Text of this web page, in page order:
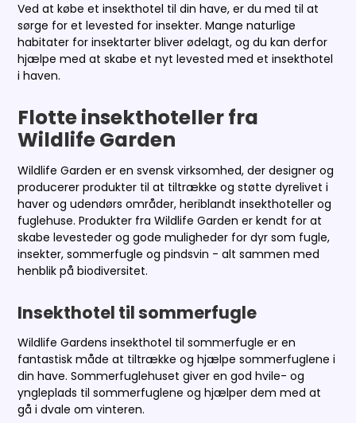
Ved at købe et insekthotel til din have, er du med til at
sørge for et levested for insekter. Mange naturlige
habitater for insektarter bliver ødelagt, og du kan derfor
hjælpe med at skabe et nyt levested med et insekthotel
i haven.
Flotte insekthoteller fra
Wildlife Garden
Wildlife Garden er en svensk virksomhed, der designer og
producerer produkter til at tiltrække og støtte dyrelivet i
haver og udendørs områder, heriblandt insekthoteller og
fuglehuse. Produkter fra Wildlife Garden er kendt for at
skabe levesteder og gode muligheder for dyr som fugle,
insekter, sommerfugle og pindsvin - alt sammen med
henblik på biodiversitet.
Insekthotel til sommerfugle
Wildlife Gardens insekthotel til sommerfugle er en
fantastisk måde at tiltrække og hjælpe sommerfuglene i
din have. Sommerfuglehuset giver en god hvile- og
yngleplads til sommerfuglene og hjælper dem med at
gå i dvale om vinteren.